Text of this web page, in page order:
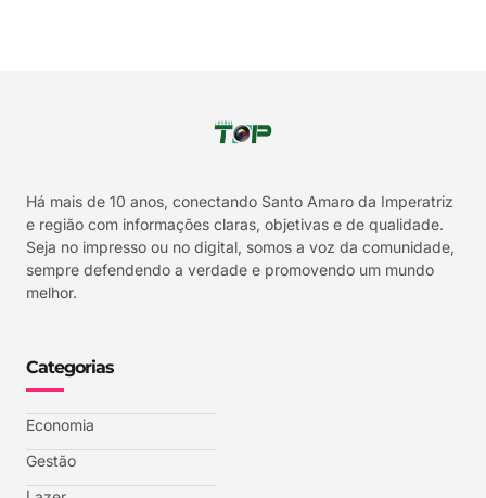
Há mais de 10 anos, conectando Santo Amaro da Imperatriz
e região com informações claras, objetivas e de qualidade.
Seja no impresso ou no digital, somos a voz da comunidade,
sempre defendendo a verdade e promovendo um mundo
melhor.
Categorias
Economia
Gestão